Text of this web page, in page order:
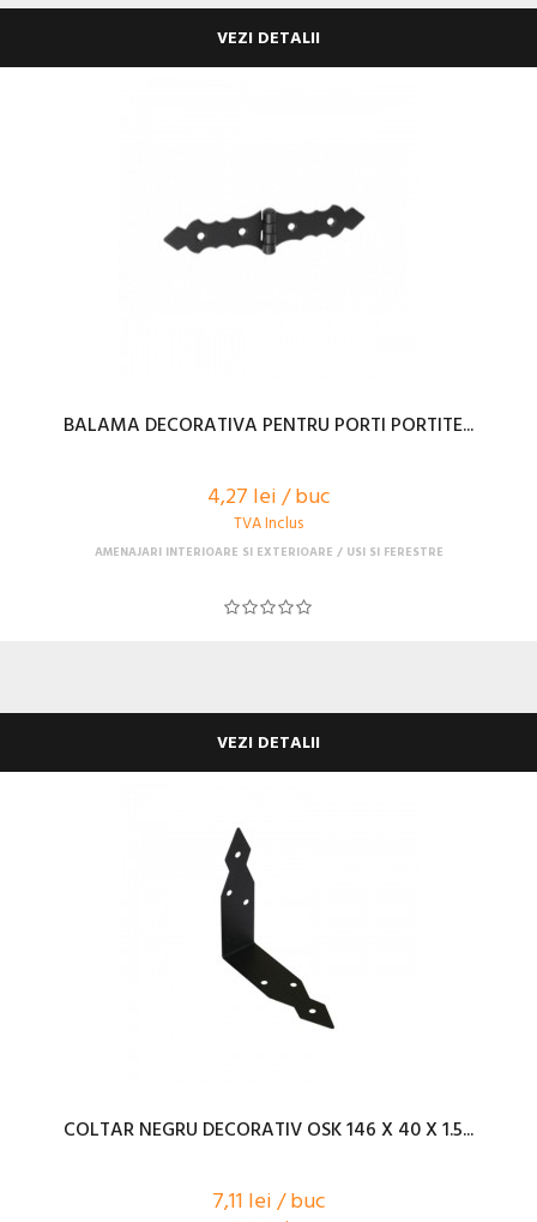
VEZI DETALII
BALAMA DECORATIVA PENTRU PORTI PORTITE...
4,27 lei / buc
TVA Inclus
AMENAJARI INTERIOARE SI EXTERIOARE USI SI FERESTRE
VEZI DETALII
COLTAR NEGRU DECORATIV OSK 146 X 40 X 1.5...
7,11 lei / buc